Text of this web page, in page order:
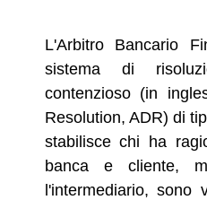
L'Arbitro Bancario
sistema di
contenzioso (in
Resolution, ADR) di
stabilisce chi ha
banca e cliente,
l'intermediario, sono